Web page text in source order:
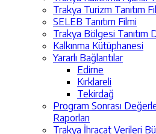
Trakya Turizm Tanıtım
SELEB Tanıtım Filmi
Trakya Bölgesi Tanıtım
Kalkınma Kütüphanesi
Yararlı Bağlantılar
Edirne
Kırklareli
Tekirdağ
Program Sonrası
Raporları
Trakya İhracat Verileri